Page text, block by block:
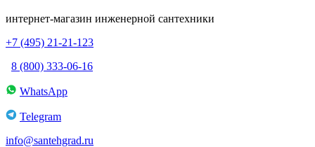
интернет-магазин инженерной сантехники
+7 (495) 21-21-123
8 (800) 333-06-16
WhatsApp
Telegram
info@santehgrad.ru